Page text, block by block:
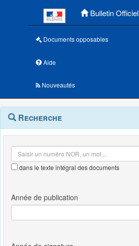
Bulletin Officiel
Documents opposables
Aide
Nouveautés
Navigation
outils
Menu
contextuel
Recherche
dans le texte intégral des documents